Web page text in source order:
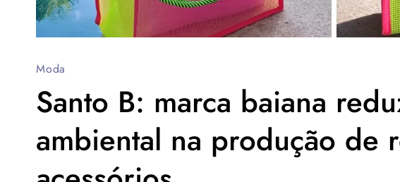
Moda
Santo B: marca baiana
ambiental na produção de